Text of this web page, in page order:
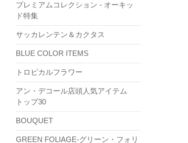
プレミアムコレクション - オーキッ
ド特集
サッカレンテン＆カクタス
BLUE COLOR ITEMS
トロピカルフラワー
アン・デコール店頭人気アイテム
トップ30
BOUQUET
GREEN FOLIAGE-グリーン・フォリ